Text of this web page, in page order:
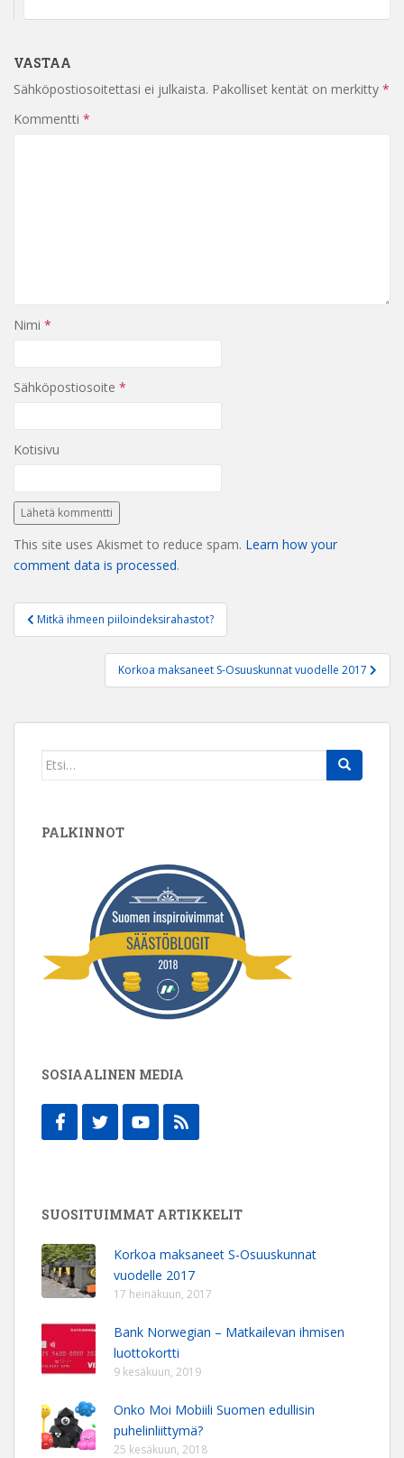
VASTAA
Sähköpostiosoitettasi ei julkaista. Pakolliset kentät on merkitty *
Kommentti *
Nimi *
Sähköpostiosoite *
Kotisivu
This site uses Akismet to reduce spam. Learn how your
comment data is processed.
Artikkelien
selaus
Mitkä ihmeen piiloindeksirahastot?
Korkoa maksaneet S-Osuuskunnat vuodelle 2017
Search
PALKINNOT
SOSIAALINEN MEDIA
SUOSITUIMMAT ARTIKKELIT
Korkoa maksaneet S-Osuuskunnat
vuodelle 2017
17 heinäkuun, 2017
Bank Norwegian – Matkailevan ihmisen
luottokortti
9 kesäkuun, 2019
Onko Moi Mobiili Suomen edullisin
puhelinliittymä?
25 kesäkuun, 2018